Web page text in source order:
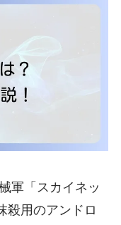
軍「スカイネッ
殺用のアンドロ